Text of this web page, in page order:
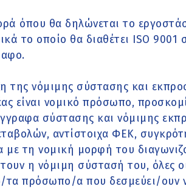
όπου θα δηλώνεται το
το οποίο θα διαθέτει ISO 9001
της νόμιμης σύστασης και
είναι νομικό πρόσωπο,
σύστασης και νόμιμης
αντίστοιχα ΦΕΚ,
με τη νομική μορφή του
η νόμιμη σύστασή του, όλες
τα πρόσωπο/α που δεσμεύει/ουν